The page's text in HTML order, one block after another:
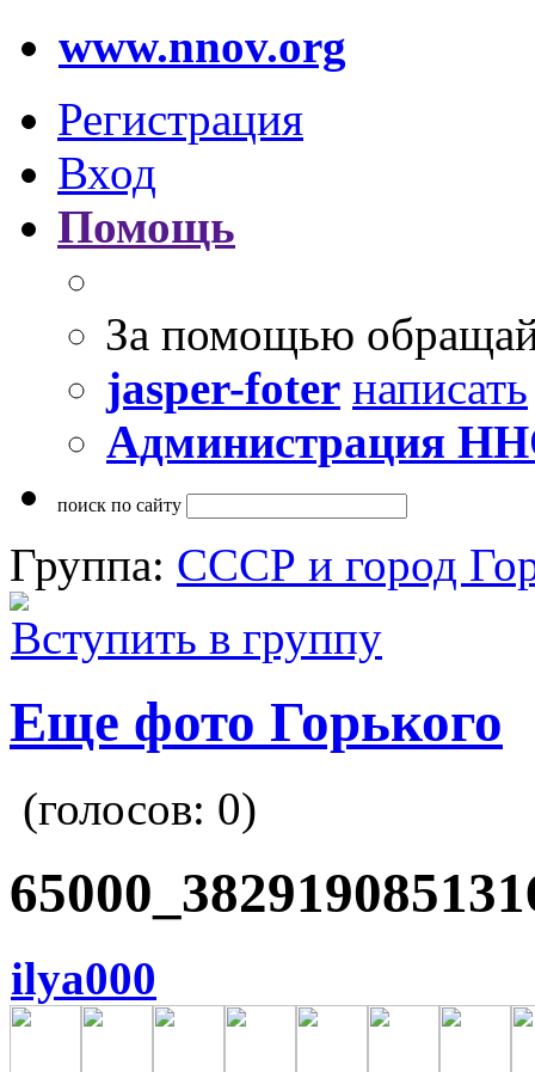
www.nnov.org
Регистрация
Вход
Помощь
За помощью
jasper-foter написать
Администрация
поиск по сайту
Группа: СССР и город
Вступить в группу
Еще фото Горького
(голосов: 0)
ilya000